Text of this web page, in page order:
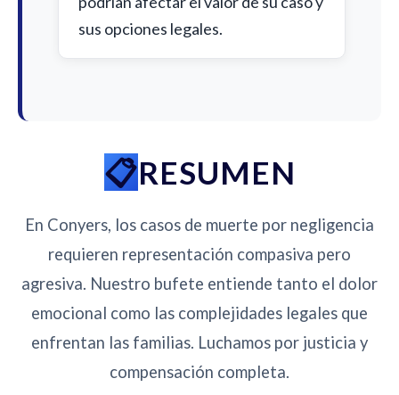
sus opciones legales.
RESUMEN
En Conyers, los casos de muerte por negligencia
requieren representación compasiva pero
agresiva. Nuestro bufete entiende tanto el dolor
emocional como las complejidades legales que
enfrentan las familias. Luchamos por justicia y
compensación completa.